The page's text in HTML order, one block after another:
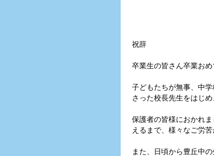
祝辞
卒業生の皆さん卒業お
子どもたちが無事、中
さった校長先生をはじ
保護者の皆様におかれ
えるまで、様々なご労
また、日頃から豊丘中